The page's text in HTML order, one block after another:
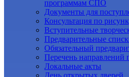
программам СПО
Документы для
Консультация по
Вступительные
Предварительные
Обязательный
Перечень направлений
Локальные акты
День открытых дверей